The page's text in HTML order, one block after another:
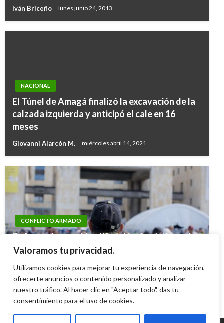
Valoramos tu privacidad.
Utilizamos cookies para mejorar tu experiencia de navegación,
ofrecerte anuncios o contenido personalizado y analizar
nuestro tráfico. Al hacer clic en "Aceptar todo", das tu
consentimiento para el uso de cookies.
Iván Briceño lunes junio 24, 2013
NACIONAL
El Túnel de Amagá finalizó la excavación de la
calzada izquierda y anticipó el cale en 16
meses
Giovanni Alarcón M. miércoles abril 14, 2021
CONFLICTO ARMADO
Defensoría urge identificación de víctimas de
la Unión Patriótica, como paso indispensable
Ariel Cabrera lunes septiembre 8, 2025